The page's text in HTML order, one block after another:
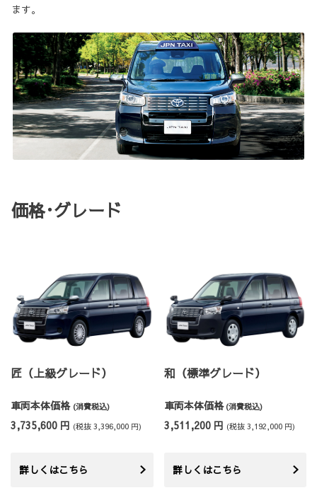
ます。
価格･グレード
匠（上級グレード）
車両本体価格 (消費税込)
3,735,600 円 (税抜 3,396,000 円)
詳しくはこちら
和（標準グレード）
車両本体価格(消費税込)
3,511,200 円 (税抜 3,192,000 円)
詳しくはこちら